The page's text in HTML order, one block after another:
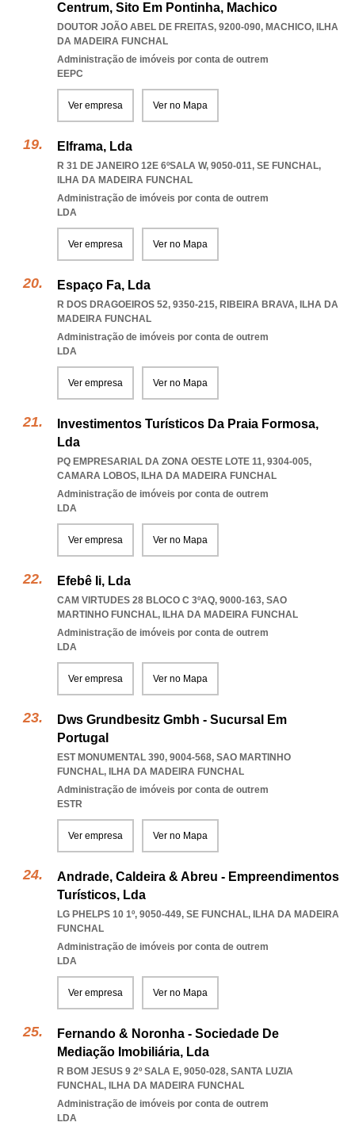
Centrum, Sito Em Pontinha, Machico
DOUTOR JOÃO ABEL DE FREITAS, 9200-090, MACHICO, ILHA
DA MADEIRA FUNCHAL
Administração de imóveis por conta de outrem
EEPC
Ver empresa Ver no Mapa
Elframa, Lda
R 31 DE JANEIRO 12E 6ºSALA W, 9050-011, SE FUNCHAL,
ILHA DA MADEIRA FUNCHAL
Administração de imóveis por conta de outrem
LDA
Ver empresa Ver no Mapa
Espaço Fa, Lda
R DOS DRAGOEIROS 52, 9350-215, RIBEIRA BRAVA, ILHA DA
MADEIRA FUNCHAL
Administração de imóveis por conta de outrem
LDA
Ver empresa Ver no Mapa
Investimentos Turísticos Da Praia Formosa,
Lda
PQ EMPRESARIAL DA ZONA OESTE LOTE 11, 9304-005,
CAMARA LOBOS, ILHA DA MADEIRA FUNCHAL
Administração de imóveis por conta de outrem
LDA
Ver empresa Ver no Mapa
Efebê Ii, Lda
CAM VIRTUDES 28 BLOCO C 3ºAQ, 9000-163, SAO
MARTINHO FUNCHAL, ILHA DA MADEIRA FUNCHAL
Administração de imóveis por conta de outrem
LDA
Ver empresa Ver no Mapa
Dws Grundbesitz Gmbh - Sucursal Em
Portugal
EST MONUMENTAL 390, 9004-568, SAO MARTINHO
FUNCHAL, ILHA DA MADEIRA FUNCHAL
Administração de imóveis por conta de outrem
ESTR
Ver empresa Ver no Mapa
Andrade, Caldeira & Abreu - Empreendimentos
Turísticos, Lda
LG PHELPS 10 1º, 9050-449, SE FUNCHAL, ILHA DA MADEIRA
FUNCHAL
Administração de imóveis por conta de outrem
LDA
Ver empresa Ver no Mapa
Fernando & Noronha - Sociedade De
Mediação Imobiliária, Lda
R BOM JESUS 9 2º SALA E, 9050-028, SANTA LUZIA
FUNCHAL, ILHA DA MADEIRA FUNCHAL
Administração de imóveis por conta de outrem
LDA